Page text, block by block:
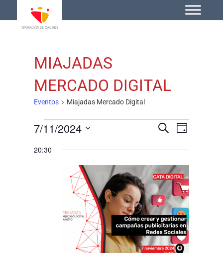
MIAJADAS
MERCADO DIGITAL
Eventos Miajadas Mercado Digital
de
y
vistas
de
Eventos
Buscar
vistas
de
Evento
Día
7/11/2024
la
20:30